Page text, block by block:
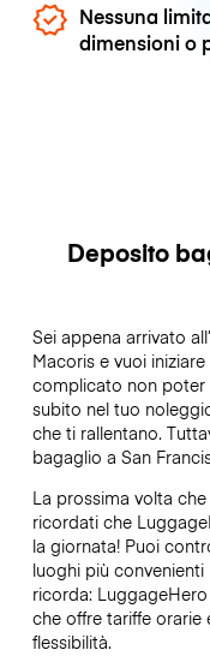
Nessuna
dimensioni o
Deposito
Sei appena arrivato
Macoris e vuoi
complicato non poter
subito nel tuo
che ti rallentano.
bagaglio a San
La prossima volta
ricordati che
la giornata! Puoi
luoghi più
ricorda:
che offre tariffe orarie
flessibilità.